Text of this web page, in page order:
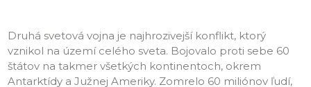
Druhá svetová vojna je najhrozivejší konflikt, ktorý
vznikol na území celého sveta. Bojovalo proti sebe 60
štátov na takmer všetkých kontinentoch, okrem
Antarktídy a Južnej Ameriky. Zomrelo 60 miliónov ľudí,